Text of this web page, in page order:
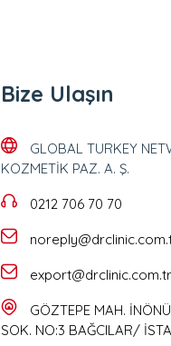
Bize Ulaşın
GLOBAL TURKEY
KOZMETİK PAZ. A. Ş.
0212 706 70 70
export@drclinic.com.tr
GÖZTEPE MAH.
SOK. NO:3 BAĞCILAR/